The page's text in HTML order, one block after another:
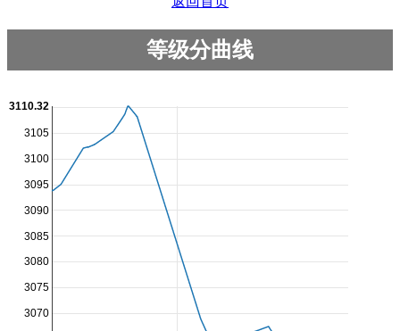
等级分曲线
3070
3075
3080
3085
3090
3095
3100
3105
3110.32